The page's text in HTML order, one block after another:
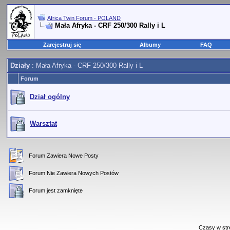
Africa Twin Forum - POLAND
Mała Afryka - CRF 250/300 Rally i L
Zarejestruj się Albumy FAQ
Działy : Mała Afryka - CRF 250/300 Rally i L
Forum
Dział ogólny
Warsztat
Forum Zawiera Nowe Posty
Forum Nie Zawiera Nowych Postów
Forum jest zamknięte
Czasy w